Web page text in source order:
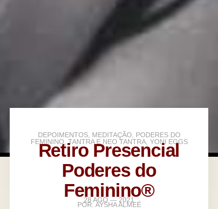
DEPOIMENTOS, MEDITAÇÃO
PODERES DO
FEMININO ,TANTRA E NEO TANTRA, YONI EGGS
Retiro Presencial
Poderes do
Feminino®
28 AGO — 2021
POR:AYSHA ALMEÉ